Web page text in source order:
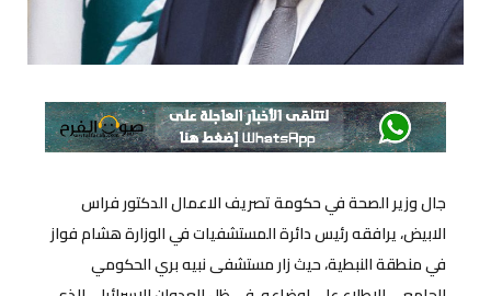
جال وزير الصحة في حكومة تصريف الاعمال الدكتور فراس
الابيض، يرافقه رئيس دائرة المستشفيات في الوزارة هشام فواز
في منطقة النبطية، حيث زار مستشفى نبيه بري الحكومي